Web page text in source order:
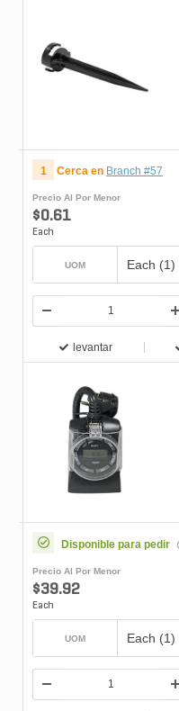
1 Cerca en Branch #57
Precio Al Por Menor
$0.61
Each
UOM Each (1)
levantar
Disponible para pedir
Precio Al Por Menor
$39.92
Each
UOM Each (1)